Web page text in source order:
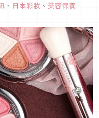
人用過必上癮，SUQQU
、 日本彩妝 、 美容保養